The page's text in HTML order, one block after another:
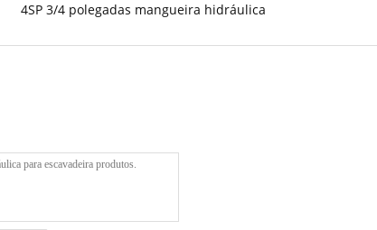
4SP 3/4 polegadas mangueira hidráulica